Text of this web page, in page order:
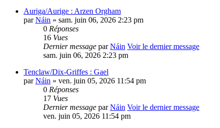
Auriga/Aurige : Arzen Orgham
parNáin » sam. juin 06, 2026 2:23 pm
0 Réponses
16 Vues
Dernier message parNáin Voir le dernier message
sam. juin 06, 2026 2:23 pm
Tenclaw/Dix-Griffes : Gael
parNáin » ven. juin 05, 2026 11:54 pm
0 Réponses
17 Vues
Dernier message parNáin Voir le dernier message
ven. juin 05, 2026 11:54 pm